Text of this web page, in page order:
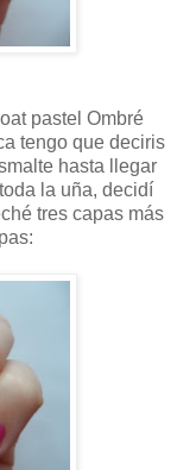
pastel Ombré
tengo que deciris
hasta llegar
la uña, decidí
tres capas más